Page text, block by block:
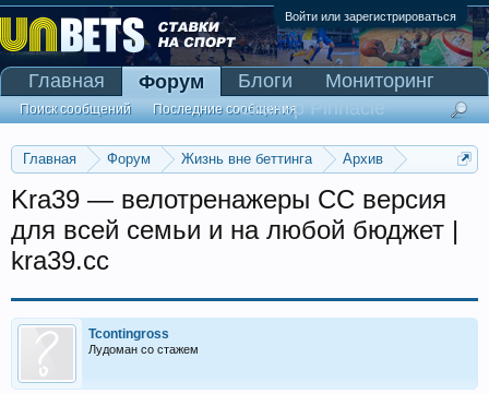
Войти или зарегистрироваться
Главная Форум Жизнь вне беттинга
Архив
Kra39 — велотренажеры CC версия
для всей семьи и на любой бюджет |
kra39.cc
Tcontingross
Лудоман со стажем
Главная Форум
Поиск сообщений Последние сообщения
Блоги
Мониторинг
Сканер Pinnacle